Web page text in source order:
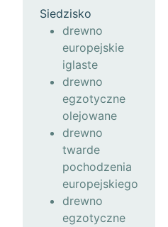
Siedzisko
drewno
europejskie
iglaste
drewno
egzotyczne
olejowane
drewno
twarde
pochodzenia
europejskiego
drewno
egzotyczne